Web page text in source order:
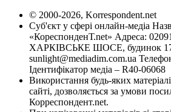
© 2000-2026, Korrespondent.net
Суб'єкт у сфері онлайн-медіа
«КореспонденТ.net» Адреса:
ХАРКІВСЬКЕ ШОСЕ, будинок
sunlight@mediadim.com.ua
Ідентифікатор медіа – R40-06068
Використання будь-яких
сайті, дозволяється за умови
Корреспондент.net.